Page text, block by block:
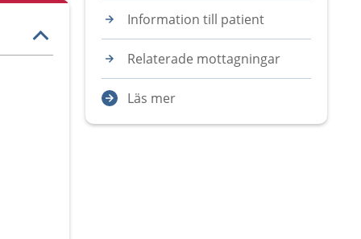
Information till patient
Relaterade mottagningar
Läs mer